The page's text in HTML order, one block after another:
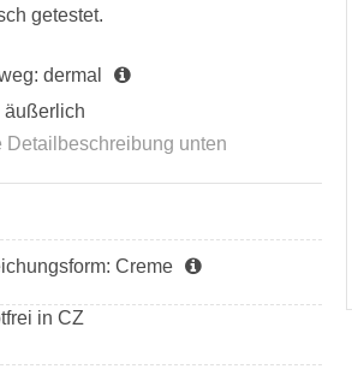
getestet.
dermal
äußerlich
Creme
in CZ